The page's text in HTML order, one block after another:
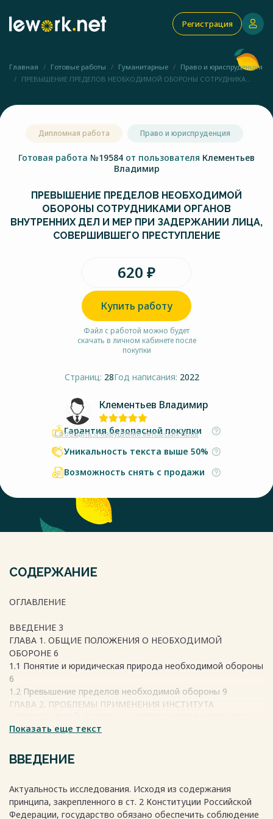
Регистрация
Главная Готовые работы Гуманитарные
Право и юриспруденция
ПРЕВЫШЕНИЕ ПРЕДЕЛОВ НЕОБХОДИМОЙ ОБОРОНЫ СОТРУДНИКА...
Дипломная работа Право и юриспруденция
Готовая работа №19584 от пользователя Клементьев
Владимир
ПРЕВЫШЕНИЕ ПРЕДЕЛОВ НЕОБХОДИМОЙ
ОБОРОНЫ СОТРУДНИКАМИ ОРГАНОВ
ВНУТРЕННИХ ДЕЛ И МЕР ПРИ ЗАДЕРЖАНИИ ЛИЦА,
СОВЕРШИВШЕГО ПРЕСТУПЛЕНИЕ
620 ₽
Купить работу
Файл с работой можно будет
скачать в личном кабинете после
покупки
Страниц: 28Год написания: 2022
Клементьев Владимир
Сообщить о нарушении авторских прав
Гарантия безопасной покупки
Уникальность текста выше 50%
Возможность снять с продажи
СОДЕРЖАНИЕ
ОГЛАВЛЕНИЕ
ВВЕДЕНИЕ 3
ГЛАВА 1. ОБЩИЕ ПОЛОЖЕНИЯ О НЕОБХОДИМОЙ
ОБОРОНЕ 6
1.1 Понятие и юридическая природа необходимой обороны
6
1.2 Превышение пределов необходимой обороны 9
ГЛАВА 2. ПРОБЛЕМЫ ПРИМЕНЕНИЯ ИНСТИТУТА
ВНУТРЕННИХ ДЕЛ 13
деятельности сотрудников органов внутренних дел 13
2.2 Актуальные проблемы применения необходимой
решения 15
ЗАКЛЮЧЕНИЕ 24
Показать еще текст
ВВЕДЕНИЕ
Актуальность исследования. Исходя из содержания
принципа, закрепленного в ст. 2 Конституции Российской
Федерации, государство обязано обеспечить соблюдение